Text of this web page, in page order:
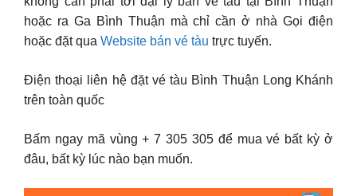
hoặc ra Ga Bình Thuận mà chỉ cần ở nhà Gọi điện
hoặc đặt qua Website bán vé tàu trực tuyến.
Điện thoại liên hệ đặt vé tàu Bình Thuận Long Khánh
trên toàn quốc
Bấm ngay mã vùng + 7 305 305 để mua vé bất kỳ ở
đâu, bất kỳ lúc nào bạn muốn.